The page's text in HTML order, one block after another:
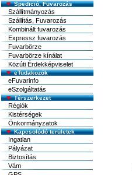
Spedició, Fuvarozás
Szállítmányozás
Szállítás, Fuvarozás
Kombinált fuvarozás
Expressz fuvarozás
Fuvarbörze
Fuvarbörze kínálat
Közúti Érdekképviselet
eTudakozók
eFuvarinfo
eSzolgáltatás
Térszerkezet
Régiók
Kistérségek
Önkormányzatok
Kapcsolódó területek
Ingatlan
Pályázat
Biztosítás
Vám